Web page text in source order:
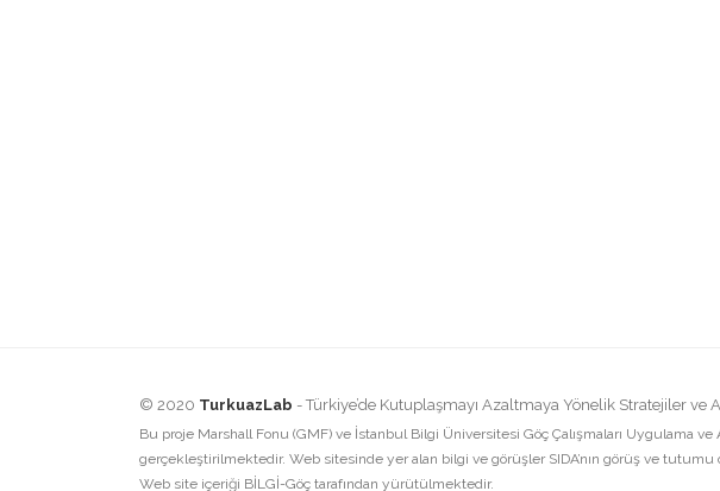
© 2020 TurkuazLab - Türkiye’de Kutuplaşmayı Azaltmaya Yönelik Stratejiler ve
Bu proje Marshall Fonu (GMF) ve İstanbul Bilgi Üniversitesi Göç Çalışmaları Uygulama ve
gerçekleştirilmektedir. Web sitesinde yer alan bilgi ve görüşler SIDA’nın görüş ve tutumu
Web site içeriği BİLGİ-Göç tarafından yürütülmektedir.